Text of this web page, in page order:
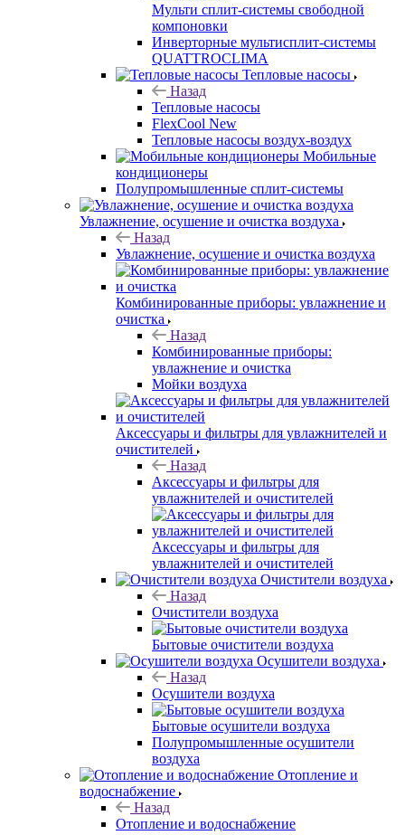
Мульти сплит-системы свободной
компоновки
Инверторные мультисплит-системы
QUATTROCLIMA
Тепловые насосы
Назад
Тепловые насосы
FlexCool New
Тепловые насосы воздух-воздух
Мобильные
кондиционеры
Полупромышленные сплит-системы
Увлажнение, осушение и очистка воздуха
Назад
Увлажнение, осушение и очистка воздуха
Комбинированные приборы: увлажнение и
очистка
Назад
Комбинированные приборы:
увлажнение и очистка
Мойки воздуха
Аксессуары и фильтры для увлажнителей и
очистителей
Назад
Аксессуары и фильтры для
увлажнителей и очистителей
Аксессуары и фильтры для
увлажнителей и очистителей
Очистители воздуха
Назад
Очистители воздуха
Бытовые очистители воздуха
Осушители воздуха
Назад
Осушители воздуха
Бытовые осушители воздуха
Полупромышленные осушители
воздуха
Отопление и
водоснабжение
Назад
Отопление и водоснабжение